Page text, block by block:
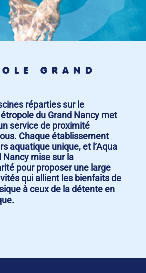
GRAND
réparties sur le
du Grand Nancy met
service de proximité
Chaque établissement
aquatique unique, et l‘Aqua
Nancy mise sur la
pour proposer une large
qui allient les bienfaits de
à ceux de la détente en